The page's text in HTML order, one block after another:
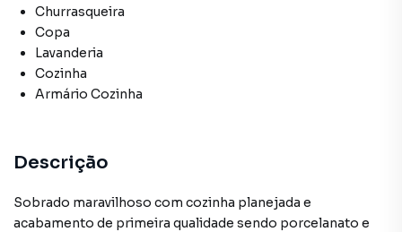
Churrasqueira
Copa
Lavanderia
Cozinha
Armário Cozinha
Descrição
Sobrado maravilhoso com cozinha planejada e
acabamento de primeira qualidade sendo porcelanato e